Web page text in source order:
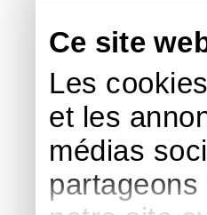
Ce site
Les
et les
médias